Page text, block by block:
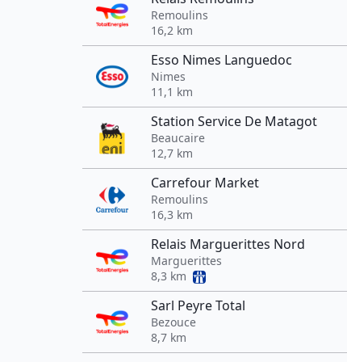
Remoulins
16,2 km
Esso Nimes Languedoc
Nimes
11,1 km
Station Service De Matagot
Beaucaire
12,7 km
Carrefour Market
Remoulins
16,3 km
Relais Marguerittes Nord
Marguerittes
8,3 km
Sarl Peyre Total
Bezouce
8,7 km